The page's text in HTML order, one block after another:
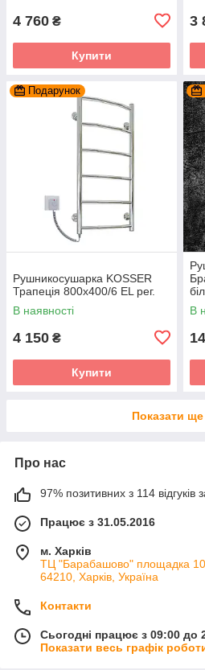
4 760 ₴
Купити
3
Подарунок
Рушникосушарка KOSSER
Трапеція 800х400/6 EL рег.
В наявності
4 150 ₴
Купити
В
Показати ще
Про нас
97% позитивних з 114 відгуків
Працює з 31.05.2016
м. Харків
ТЦ "Барабашово" площадка
64210, Харків, Україна
Контакти
Сьогодні працює з 09:00 до
Показати весь графік